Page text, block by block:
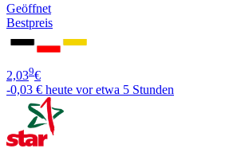
Geöffnet
Bestpreis
2,039€
-0,03 € heute vor etwa 5 Stunden